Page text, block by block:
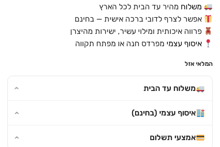
משלוח מהיר עד הבית לכל הארץ
אפשר לצרף לדובי ברכה אישית — בחינם
פרווה איכותית ומילוי עשיר, ישירות מהיצרן
איסוף עצמי מפרדס חנה או מפתח תקווה
המלאי אזל
משלוח עד הבית
איסוף עצמי (בחינם)
אמצעי תשלום